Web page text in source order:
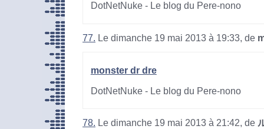
DotNetNuke - Le blog du Pere-nono
77. Le dimanche 19 mai 2013 à 19:33, de
monster dr dre
DotNetNuke - Le blog du Pere-nono
78. Le dimanche 19 mai 2013 à 21:42, de